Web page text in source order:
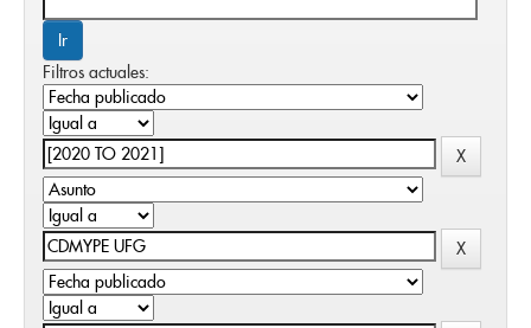
Filtros actuales: